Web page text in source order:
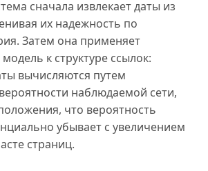
сначала извлекает даты из
их надежность по
Затем она применяет
к структуре ссылок:
вычисляются путем
наблюдаемой сети,
что вероятность
убывает с увеличением
страниц.